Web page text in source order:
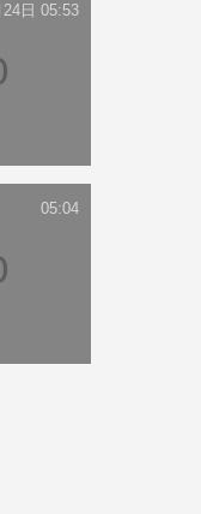
日 05:53
05:04